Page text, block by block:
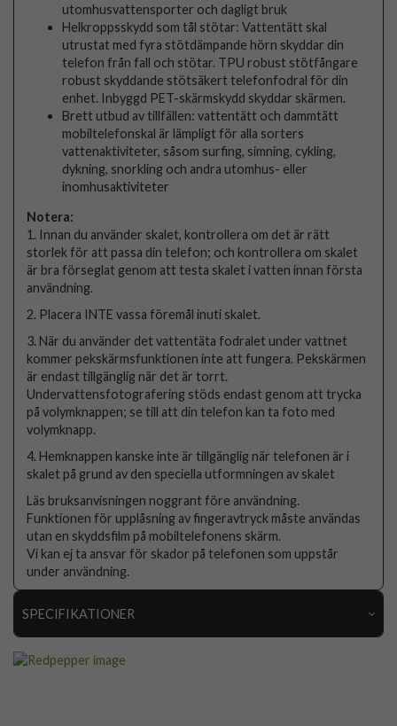
utomhusvattensporter och dagligt bruk
Helkroppsskydd som tål stötar: Vattentätt skal
utrustat med fyra stötdämpande hörn skyddar din
telefon från fall och stötar. TPU robust stötfångare
robust skyddande stötsäkert telefonfodral för din
enhet. Inbyggd PET-skärmskydd skyddar skärmen.
Brett utbud av tillfällen: vattentätt och dammtätt
mobiltelefonskal är lämpligt för alla sorters
vattenaktiviteter, såsom surfing, simning, cykling,
dykning, snorkling och andra utomhus- eller
inomhusaktiviteter
Notera:
1. Innan du använder skalet, kontrollera om det är rätt
storlek för att passa din telefon; och kontrollera om skalet
är bra förseglat genom att testa skalet i vatten innan första
användning.
2. Placera INTE vassa föremål inuti skalet.
3. När du använder det vattentäta fodralet under vattnet
kommer pekskärmsfunktionen inte att fungera. Pekskärmen
är endast tillgänglig när det är torrt.
Undervattensfotografering stöds endast genom att trycka
på volymknappen; se till att din telefon kan ta foto med
volymknapp.
4. Hemknappen kanske inte är tillgänglig när telefonen är i
skalet på grund av den speciella utformningen av skalet
Läs bruksanvisningen noggrant före användning.
Funktionen för upplåsning av fingeravtryck måste användas
utan en skyddsfilm på mobiltelefonens skärm.
Vi kan ej ta ansvar för skador på telefonen som uppstår
under användning.
SPECIFIKATIONER